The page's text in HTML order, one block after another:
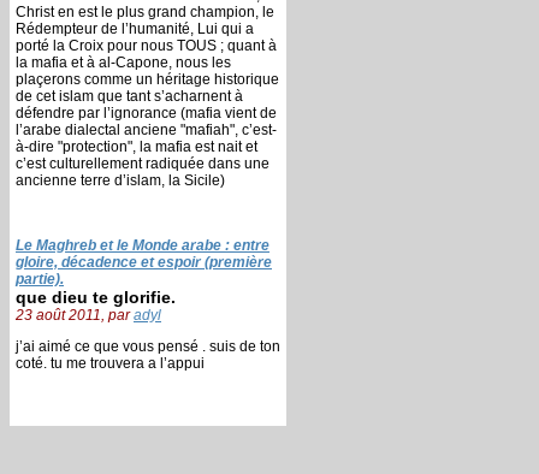
Christ en est le plus grand champion, le
Rédempteur de l’humanité, Lui qui a
porté la Croix pour nous TOUS ; quant à
la mafia et à al-Capone, nous les
plaçerons comme un héritage historique
de cet islam que tant s’acharnent à
défendre par l’ignorance (mafia vient de
l’arabe dialectal anciene "mafiah", c’est-
à-dire "protection", la mafia est nait et
c’est culturellement radiquée dans une
ancienne terre d’islam, la Sicile)
Le Maghreb et le Monde arabe : entre
gloire, décadence et espoir (première
partie).
que dieu te glorifie.
23 août 2011, paradyl
j’ai aimé ce que vous pensé . suis de ton
coté. tu me trouvera a l’appui